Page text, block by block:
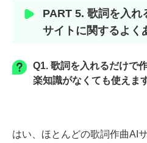
PART 5. 歌詞を入れ
サイトに関するよく
Q1. 歌詞を入れるだけで
楽知識がなくても使えま
はい、ほとんどの歌詞作曲AI